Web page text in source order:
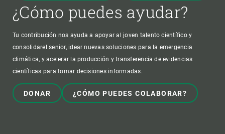
¿Cómo puedes ayudar?
Tu contribución nos ayuda a apoyar al joven talento científico y
consolidarel senior, idear nuevas soluciones para la emergencia
climática, y acelerar la producción y transferencia de evidencias
científicas para tomar decisiones informadas.
DONAR ¿CÓMO PUEDES COLABORAR?